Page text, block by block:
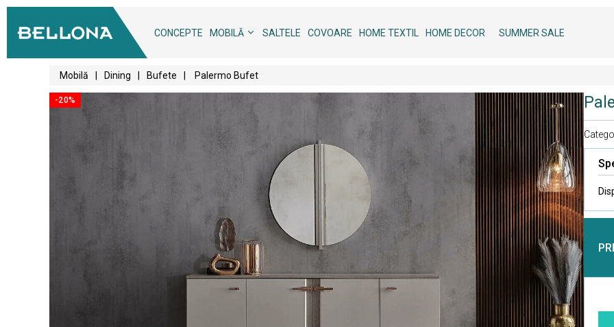
CONCEPTE MOBILĂ SALTELE COVOARE HOME TEXTIL HOME DECOR SUMMER SALE
Mobilă Dining Bufete Palermo Bufet
-20%